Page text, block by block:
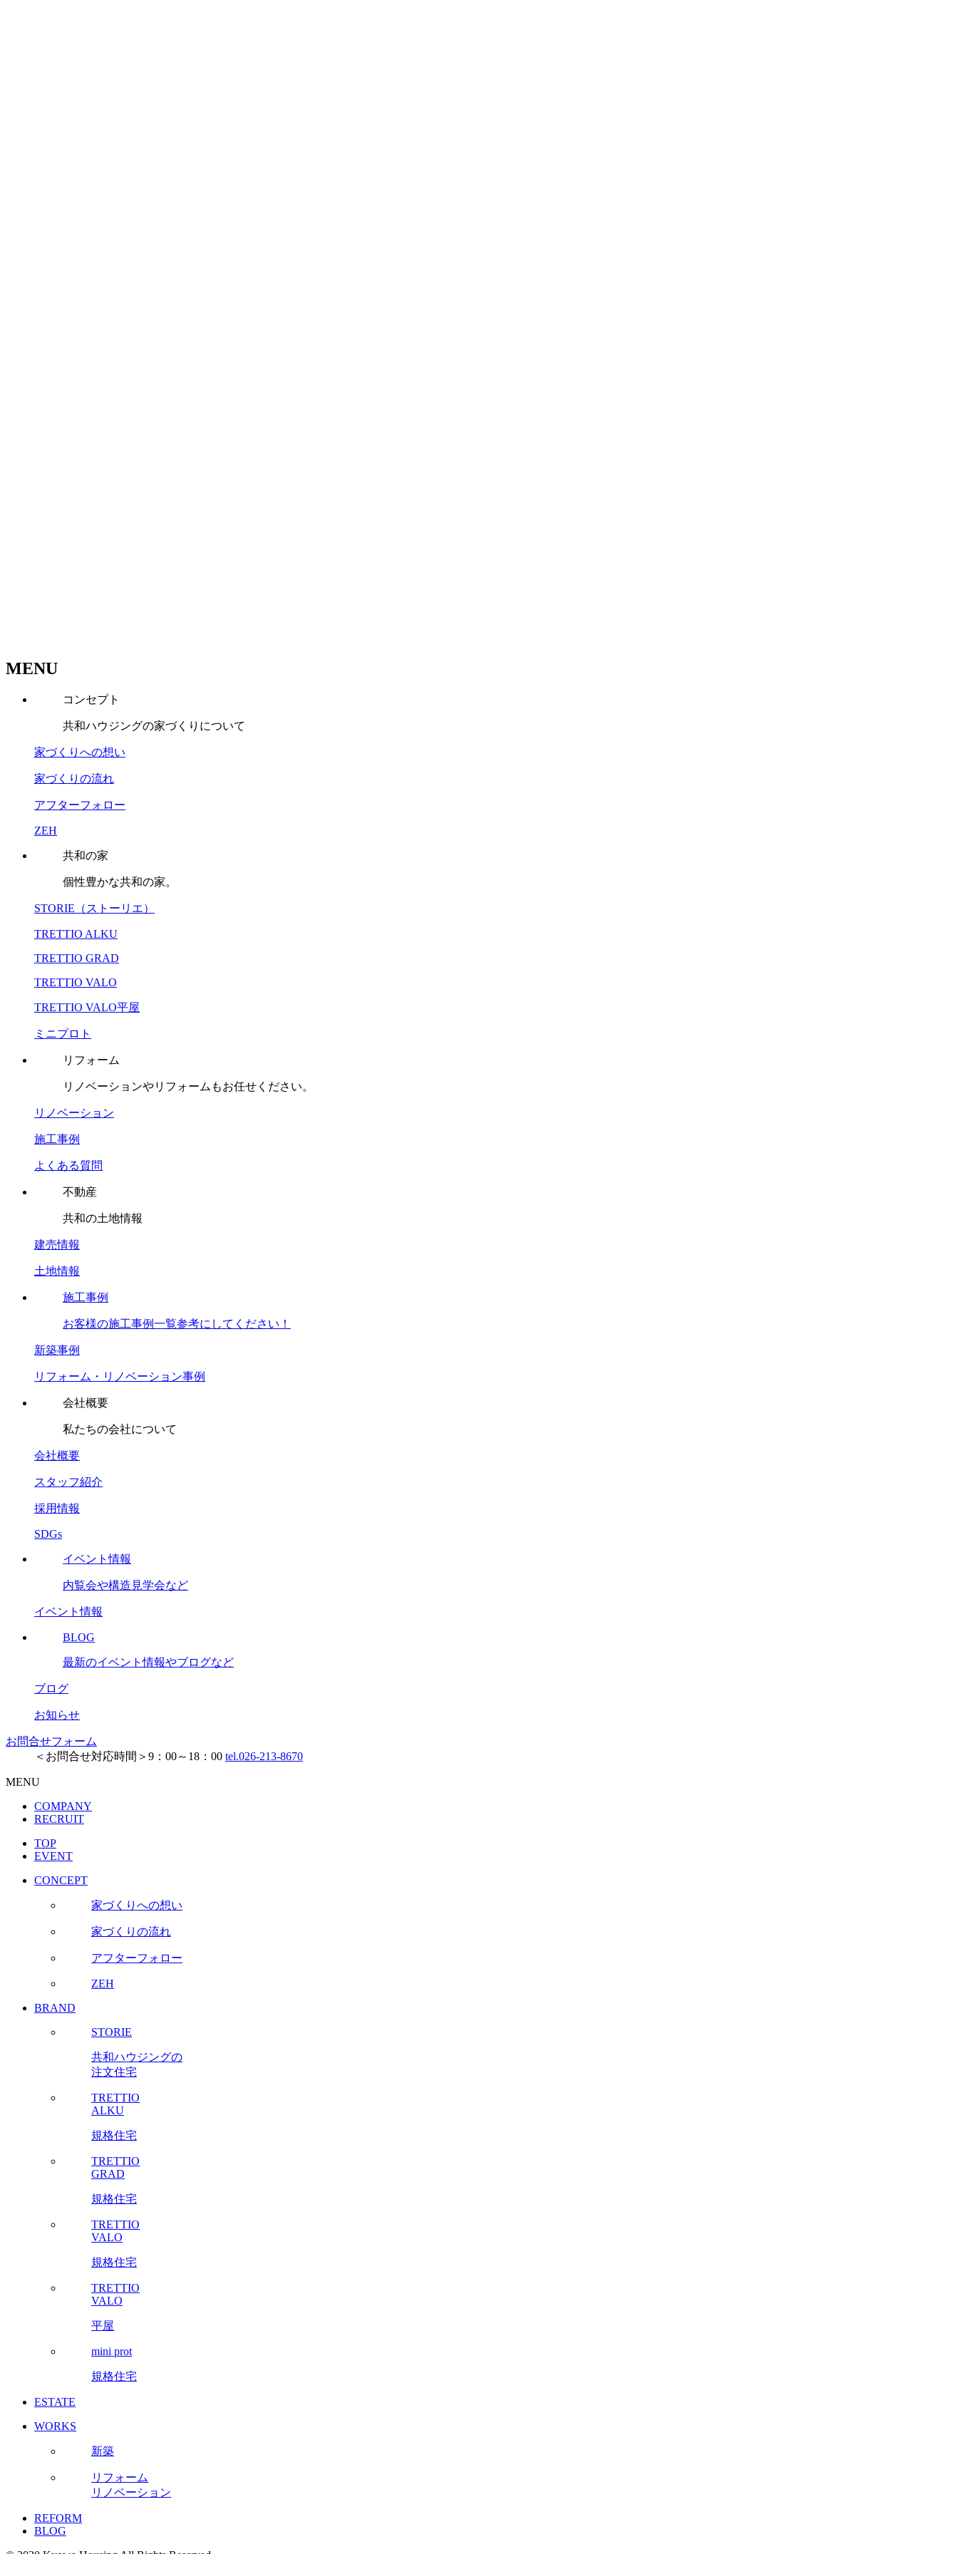
MENU
コンセプト
共和ハウジングの家づくりについて
家づくりへの想い
家づくりの流れ
アフターフォロー
ZEH
共和の家
個性豊かな共和の家。
STORIE（ストーリエ）
TRETTIO ALKU
TRETTIO GRAD
TRETTIO VALO
TRETTIO VALO平屋
ミニプロト
リフォーム
リノベーションやリフォームもお任せください。
リノベーション
施工事例
よくある質問
不動産
共和の土地情報
建売情報
土地情報
施工事例
お客様の施工事例一覧参考にしてください！
新築事例
リフォーム・リノベーション事例
会社概要
私たちの会社について
会社概要
スタッフ紹介
採用情報
SDGs
イベント情報
内覧会や構造見学会など
イベント情報
BLOG
最新のイベント情報やブログなど
ブログ
お知らせ
お問合せフォーム
＜お問合せ対応時間＞9：00～18：00 tel.026-213-8670
MENU
COMPANY
RECRUIT
TOP
EVENT
CONCEPT
家づくりへの想い
家づくりの流れ
アフターフォロー
ZEH
BRAND
STORIE
共和ハウジングの
注文住宅
TRETTIO
ALKU
規格住宅
TRETTIO
GRAD
規格住宅
TRETTIO
VALO
規格住宅
TRETTIO
VALO
平屋
mini prot
規格住宅
ESTATE
WORKS
新築
リフォーム
リノベーション
REFORM
BLOG